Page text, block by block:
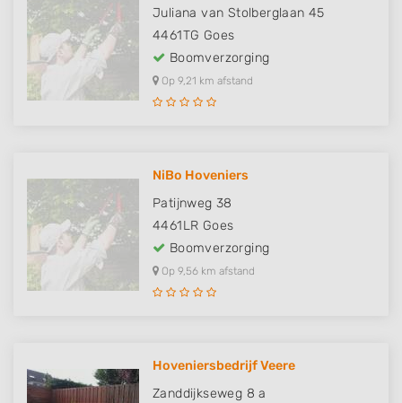
Juliana van Stolberglaan 45
4461TG Goes
Boomverzorging
Op 9,21 km afstand
NiBo Hoveniers
Patijnweg 38
4461LR Goes
Boomverzorging
Op 9,56 km afstand
Hoveniersbedrijf Veere
Zanddijkseweg 8 a